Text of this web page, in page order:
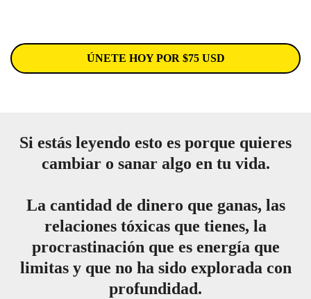
ÚNETE HOY POR $75 USD
Si estás leyendo esto es porque quieres
cambiar o sanar algo en tu vida.
La cantidad de dinero que ganas, las
relaciones tóxicas que tienes, la
procrastinación que es energía que
limitas y que no ha sido explorada con
profundidad.